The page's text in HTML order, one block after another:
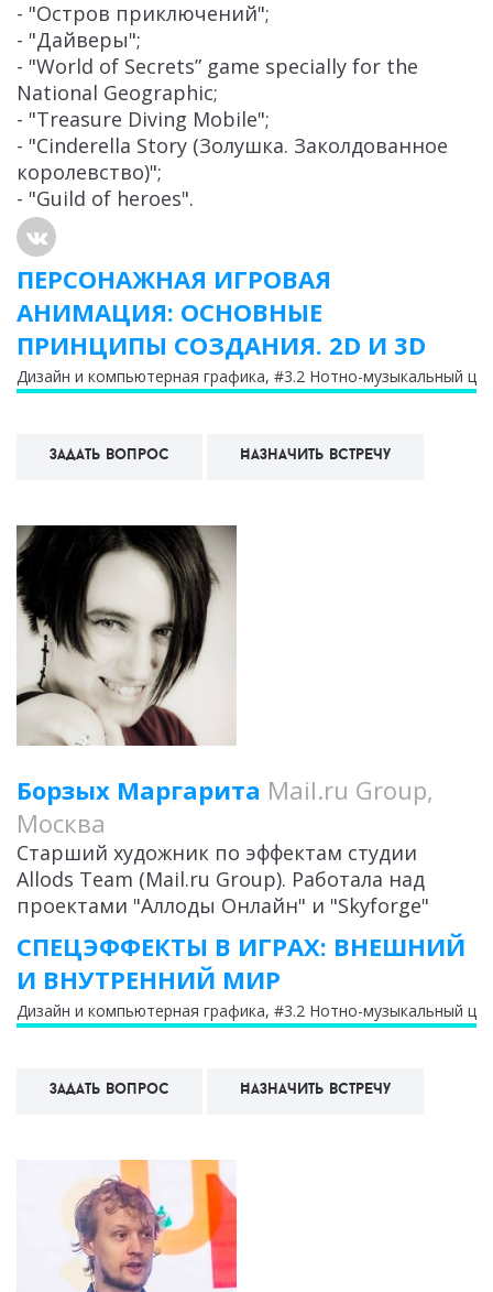
- "Остров приключений";
- "Дайверы";
- "World of Secrets” game specially for the
National Geographic;
- "Treasure Diving Mobile";
- "Cinderella Story (Золушка. Заколдованное
королевство)";
- "Guild of heroes".
ПЕРСОНАЖНАЯ ИГРОВАЯ
АНИМАЦИЯ: ОСНОВНЫЕ
ПРИНЦИПЫ СОЗДАНИЯ. 2D И 3D
Дизайн и компьютерная графика, #3.2 Нотно-музыкальный
Задать вопрос Назначить встречу
Борзых Маргарита Mail.ru Group,
Москва
Старший художник по эффектам студии
Allods Team (Mail.ru Group). Работала над
проектами "Аллоды Онлайн" и "Skyforge"
СПЕЦЭФФЕКТЫ В ИГРАХ: ВНЕШНИЙ
И ВНУТРЕННИЙ МИР
Дизайн и компьютерная графика, #3.2 Нотно-музыкальный
Задать вопрос Назначить встречу